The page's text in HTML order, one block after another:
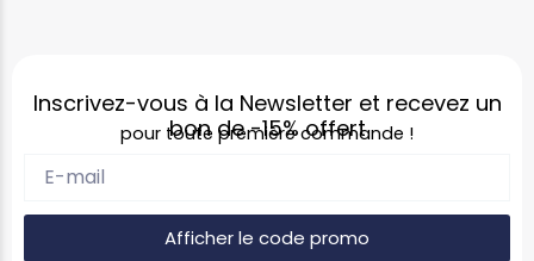
Inscrivez-vous à la Newsletter et recevez un
bon de -15% offert
pour toute première commande !
Afficher le code promo